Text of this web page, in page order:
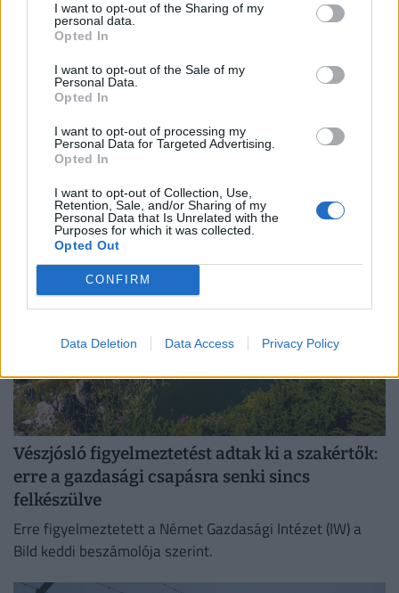
I want to opt-out of the Sharing of my
personal data.
Opted In
I want to opt-out of the Sale of my
Personal Data.
Opted In
I want to opt-out of processing my
Personal Data for Targeted Advertising.
Opted In
I want to opt-out of Collection, Use,
Retention, Sale, and/or Sharing of my
Personal Data that Is Unrelated with the
Purposes for which it was collected.
Opted Out
CONFIRM
Data Deletion Data Access Privacy Policy
helyről perelik, ahonnan biztosan nem várta
A júliusban életbe lépett - szinte a teljes amerikai
importot lefedő - 10–12,5 százalékos
vámintézkedéseket Washington a kényszermunka elleni
fellépéssel indokolja.
Vészjósló figyelmeztetést adtak ki a szakértők:
erre a gazdasági csapásra senki sincs
felkészülve
Erre figyelmeztetett a Német Gazdasági Intézet (IW) a
Bild keddi beszámolója szerint.